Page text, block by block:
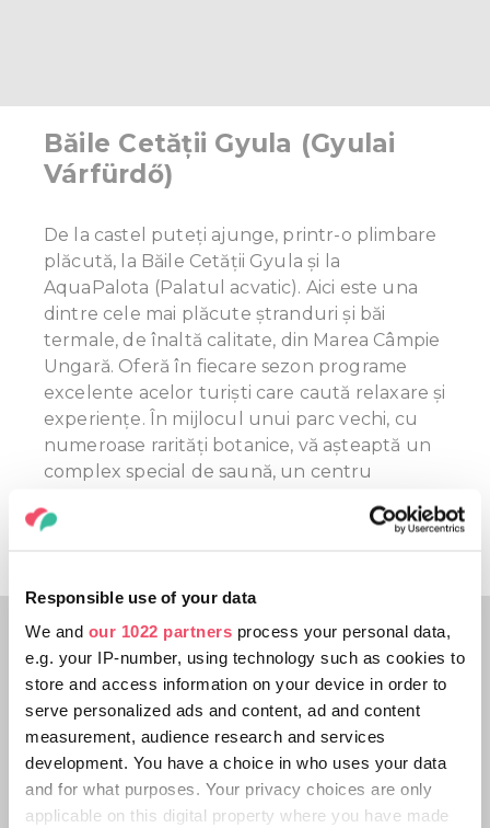
Responsible use of your data
We and our 1022 partners process your personal data,
e.g. your IP-number, using technology such as cookies to
store and access information on your device in order to
serve personalized ads and content, ad and content
measurement, audience research and services
development. You have a choice in who uses your data
and for what purposes. Your privacy choices are only
applicable on this digital property where you have made
Băile Cetății Gyula (Gyulai
Várfürdő)
De la castel puteți ajunge, printr-o plimbare
plăcută, la Băile Cetății Gyula și la
AquaPalota (Palatul acvatic). Aici este una
dintre cele mai plăcute ștranduri și băi
termale, de înaltă calitate, din Marea Câmpie
Ungară. Oferă în fiecare sezon programe
excelente acelor turiști care caută relaxare și
experiențe. În mijlocul unui parc vechi, cu
numeroase rarități botanice, vă așteaptă un
complex special de saună, un centru
piscină cu valuri, și ștrandul.